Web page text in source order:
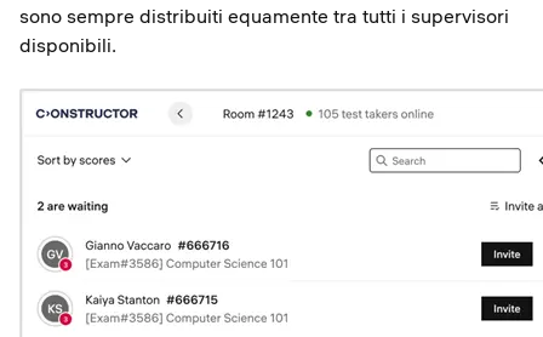
sono sempre distribuiti equamente tra tutti i supervisori
disponibili.